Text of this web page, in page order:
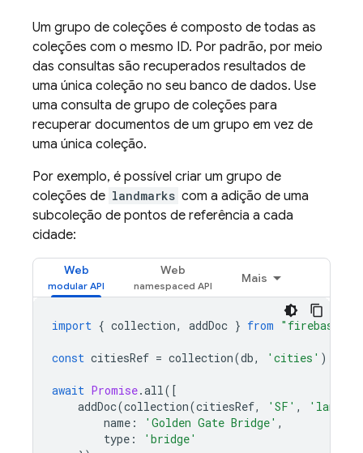
Um grupo de coleções é composto de todas as
coleções com o mesmo ID. Por padrão, por meio
das consultas são recuperados resultados de
uma única coleção no seu banco de dados. Use
uma consulta de grupo de coleções para
recuperar documentos de um grupo em vez de
uma única coleção.
Por exemplo, é possível criar um grupo de
coleções de landmarks com a adição de uma
subcoleção de pontos de referência a cada
cidade:
Web Web
Mais
import { collection, addDoc } from "firebase/
const citiesRef = collection(db, 'cities' );
await Promise.all([
addDoc(collection(citiesRef, 'SF' ,
name : 'Golden Gate Bridge' ,
type :
'bridge'